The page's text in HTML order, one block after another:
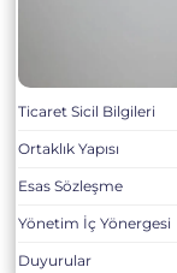
Ticaret Sicil Bilgileri
Ortaklık Yapısı
Esas Sözleşme
Yönetim İç Yönergesi
Duyurular